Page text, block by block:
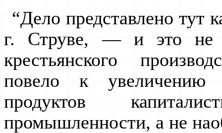
“Дело представлено тут
г. Струве, — и это не
крестьянского
повело к увеличению
продуктов
промышленности, а не